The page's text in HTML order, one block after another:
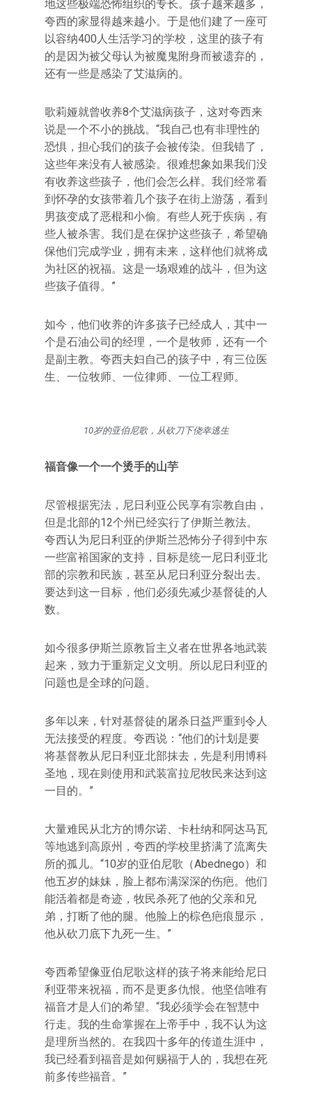
地这些极端恐怖组织的专长。孩子越来越多，
夸西的家显得越来越小。于是他们建了一座可
以容纳400人生活学习的学校，这里的孩子有
的是因为被父母认为被魔鬼附身而被遗弃的，
还有一些是感染了艾滋病的。
歌莉娅就曾收养8个艾滋病孩子，这对夸西来
说是一个不小的挑战。“我自己也有非理性的
恐惧，担心我们的孩子会被传染。但我错了，
这些年来没有人被感染。很难想象如果我们没
有收养这些孩子，他们会怎么样。我们经常看
到怀孕的女孩带着几个孩子在街上游荡，看到
男孩变成了恶棍和小偷。有些人死于疾病，有
些人被杀害。我们是在保护这些孩子，希望确
保他们完成学业，拥有未来，这样他们就将成
为社区的祝福。这是一场艰难的战斗，但为这
些孩子值得。”
如今，他们收养的许多孩子已经成人，其中一
个是石油公司的经理，一个是牧师，还有一个
是副主教。夸西夫妇自己的孩子中，有三位医
生、一位牧师、一位律师、一位工程师。
10岁的亚伯尼歌，从砍刀下侥幸逃生
福音像一个一个烫手的山芋
尽管根据宪法，尼日利亚公民享有宗教自由，
但是北部的12个州已经实行了伊斯兰教法。
夸西认为尼日利亚的伊斯兰恐怖分子得到中东
一些富裕国家的支持，目标是统一尼日利亚北
部的宗教和民族，甚至从尼日利亚分裂出去。
要达到这一目标，他们必须先减少基督徒的人
数。
如今很多伊斯兰原教旨主义者在世界各地武装
起来，致力于重新定义文明。所以尼日利亚的
问题也是全球的问题。
多年以来，针对基督徒的屠杀日益严重到令人
无法接受的程度。夸西说：“他们的计划是要
将基督教从尼日利亚北部抹去，先是利用博科
圣地，现在则使用和武装富拉尼牧民来达到这
一目的。”
大量难民从北方的博尔诺、卡杜纳和阿达马瓦
等地逃到高原州，夸西的学校里挤满了流离失
所的孤儿。“10岁的亚伯尼歌（Abednego）和
他五岁的妹妹，脸上都布满深深的伤疤。他们
能活着都是奇迹，牧民杀死了他的父亲和兄
弟，打断了他的腿。他脸上的棕色疤痕显示，
他从砍刀底下九死一生。”
夸西希望像亚伯尼歌这样的孩子将来能给尼日
利亚带来祝福，而不是更多仇恨。他坚信唯有
福音才是人们的希望。“我必须学会在智慧中
行走。我的生命掌握在上帝手中，我不认为这
是理所当然的。在我四十多年的传道生涯中，
我已经看到福音是如何赐福于人的，我想在死
前多传些福音。”